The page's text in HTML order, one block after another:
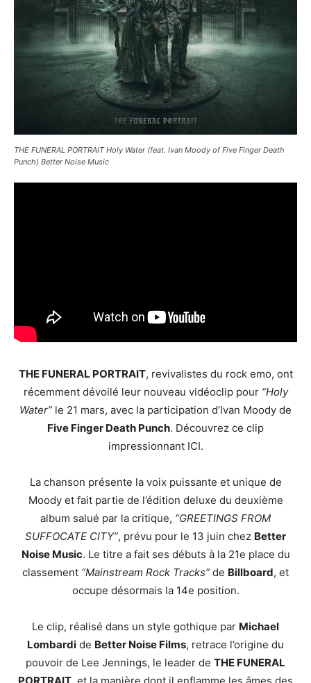
THE FUNERAL PORTRAIT Holy Water (feat. Ivan Moody of Five Finger Death
Punch) Better Noise Music
THE FUNERAL PORTRAIT, revivalistes du rock emo, ont
récemment dévoilé leur nouveau vidéoclip pour “Holy
Water” le 21 mars, avec la participation d’Ivan Moody de
Five Finger Death Punch. Découvrez ce clip
impressionnant ICI.
La chanson présente la voix puissante et unique de
Moody et fait partie de l’édition deluxe du deuxième
album salué par la critique, “GREETINGS FROM
SUFFOCATE CITY”, prévu pour le 13 juin chez Better
Noise Music. Le titre a fait ses débuts à la 21e place du
classement “Mainstream Rock Tracks” de Billboard, et
occupe désormais la 14e position.
Le clip, réalisé dans un style gothique par Michael
Lombardi de Better Noise Films, retrace l’origine du
pouvoir de Lee Jennings, le leader de THE FUNERAL